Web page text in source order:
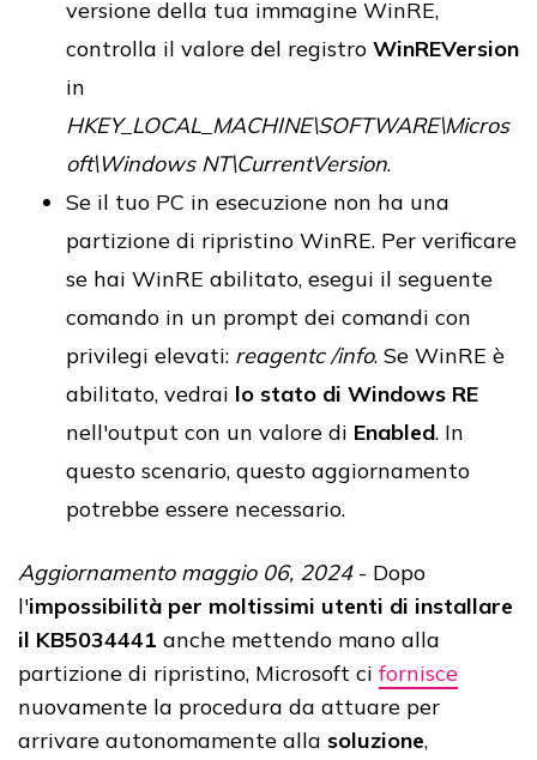
versione della tua immagine WinRE,
controlla il valore del registro WinREVersion
in
HKEY_LOCAL_MACHINE\SOFTWARE\Micros
oft\Windows NT\CurrentVersion.
Se il tuo PC in esecuzione non ha una
partizione di ripristino WinRE. Per verificare
se hai WinRE abilitato, esegui il seguente
comando in un prompt dei comandi con
privilegi elevati: reagentc /info. Se WinRE è
abilitato, vedrai lo stato di Windows RE
nell'output con un valore di Enabled. In
questo scenario, questo aggiornamento
potrebbe essere necessario.
Aggiornamento maggio 06, 2024- Dopo
l'impossibilità per moltissimi utenti di installare
il KB5034441 anche mettendo mano alla
partizione di ripristino, Microsoft ci fornisce
nuovamente la procedura da attuare per
arrivare autonomamente alla soluzione,